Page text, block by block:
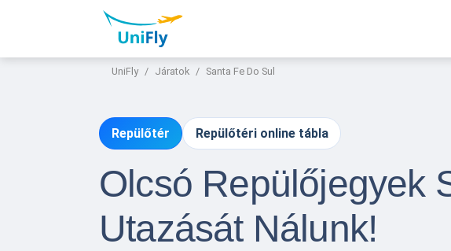
UniFly Járatok Santa Fe Do Sul
Repülőtér Repülőtéri online tábla
Olcsó Repülőjegyek
Utazását Nálunk!